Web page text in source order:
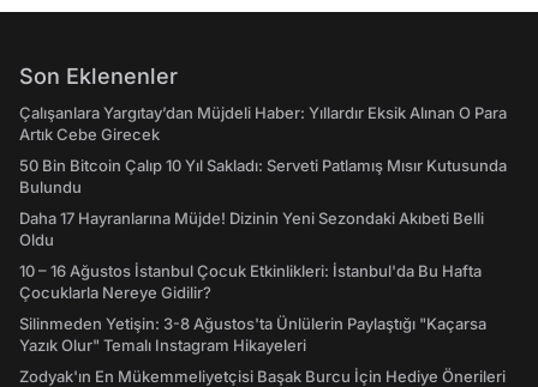
Son Eklenenler
Çalışanlara Yargıtay’dan Müjdeli Haber: Yıllardır Eksik Alınan O Para
Artık Cebe Girecek
50 Bin Bitcoin Çalıp 10 Yıl Sakladı: Serveti Patlamış Mısır Kutusunda
Bulundu
Daha 17 Hayranlarına Müjde! Dizinin Yeni Sezondaki Akıbeti Belli
Oldu
10 – 16 Ağustos İstanbul Çocuk Etkinlikleri: İstanbul'da Bu Hafta
Çocuklarla Nereye Gidilir?
Silinmeden Yetişin: 3-8 Ağustos'ta Ünlülerin Paylaştığı "Kaçarsa
Yazık Olur" Temalı Instagram Hikayeleri
Zodyak'ın En Mükemmeliyetçisi Başak Burcu İçin Hediye Önerileri